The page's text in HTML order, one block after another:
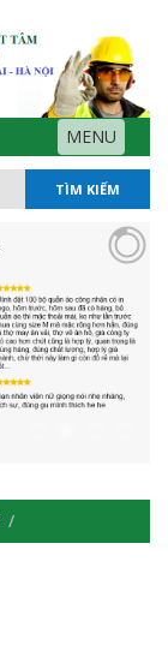
MENU
TÌM KIẾM